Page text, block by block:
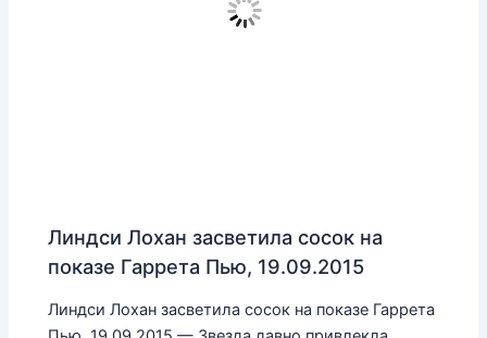
Линдси Лохан засветила сосок на
показе Гаррета Пью, 19.09.2015
Линдси Лохан засветила сосок на показе Гаррета